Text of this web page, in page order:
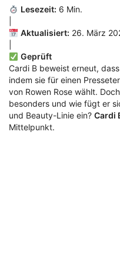
Lesezeit: 6 Min.
Aktualisiert: 26. März
Geprüft
Cardi B beweist erneut,
indem sie für einen
von Rowen Rose wählt.
besonders und wie fügt er
und Beauty-Linie ein? Cardi
Mittelpunkt.